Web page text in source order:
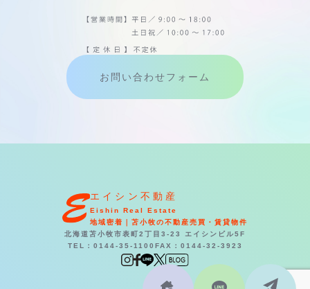
お問い合わせフォーム
エイシン不動産
Eishin Real Estate
地域密着｜苫小牧の不動産売買・賃貸物件
北海道苫小牧市表町2丁目3-23 エイシンビル5F
TEL：0144-35-1100 FAX：0144-32-3923